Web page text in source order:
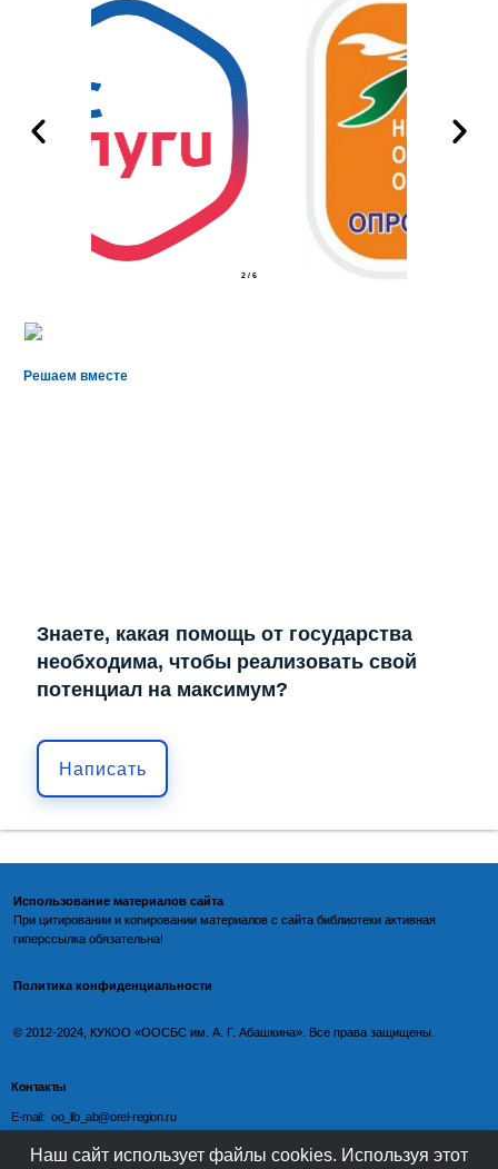
2 / 6
Решаем вместе
Знаете, какая помощь от государства
необходима, чтобы реализовать свой
потенциал на максимум?
Написать
Использование материалов сайта
При цитировании и копировании материалов с сайта библиотеки активная
гиперссылка обязательна!
Политика конфиденциальности
©️ 2012-2024, КУКОО «ООСБС им. А. Г. Абашкина». Все права защищены.
Контакты
E-mail: oo_lib_ab@orel-region.ru
Телефон:
Наш сайт использует файлы cookies. Используя этот